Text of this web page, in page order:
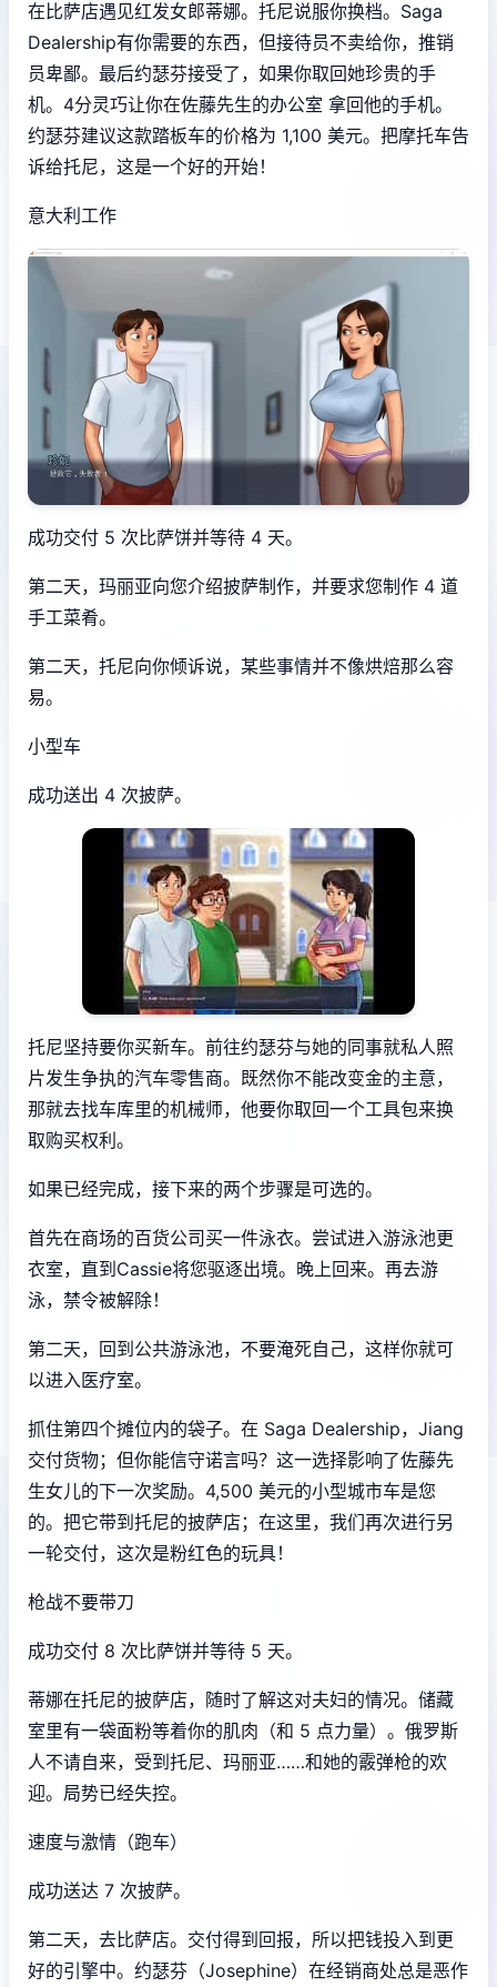
在比萨店遇见红发女郎蒂娜。托尼说服你换档。Saga
Dealership有你需要的东西，但接待员不卖给你，推销
员卑鄙。最后约瑟芬接受了，如果你取回她珍贵的手
机。4分灵巧让你在佐藤先生的办公室 拿回他的手机。
约瑟芬建议这款踏板车的价格为 1,100 美元。把摩托车告
诉给托尼，这是一个好的开始！
意大利工作
成功交付 5 次比萨饼并等待 4 天。
第二天，玛丽亚向您介绍披萨制作，并要求您制作 4 道
手工菜肴。
第二天，托尼向你倾诉说，某些事情并不像烘焙那么容
易。
小型车
成功送出 4 次披萨。
托尼坚持要你买新车。前往约瑟芬与她的同事就私人照
片发生争执的汽车零售商。既然你不能改变金的主意，
那就去找车库里的机械师，他要你取回一个工具包来换
取购买权利。
如果已经完成，接下来的两个步骤是可选的。
首先在商场的百货公司买一件泳衣。尝试进入游泳池更
衣室，直到Cassie将您驱逐出境。晚上回来。再去游
泳，禁令被解除！
第二天，回到公共游泳池，不要淹死自己，这样你就可
以进入医疗室。
抓住第四个摊位内的袋子。在 Saga Dealership，Jiang
交付货物；但你能信守诺言吗？这一选择影响了佐藤先
生女儿的下一次奖励。4,500 美元的小型城市车是您
的。把它带到托尼的披萨店；在这里，我们再次进行另
一轮交付，这次是粉红色的玩具！
枪战不要带刀
成功交付 8 次比萨饼并等待 5 天。
蒂娜在托尼的披萨店，随时了解这对夫妇的情况。储藏
室里有一袋面粉等着你的肌肉（和 5 点力量）。俄罗斯
人不请自来，受到托尼、玛丽亚……和她的霰弹枪的欢
迎。局势已经失控。
速度与激情（跑车）
成功送达 7 次披萨。
第二天，去比萨店。交付得到回报，所以把钱投入到更
好的引擎中。约瑟芬（Josephine）在经销商处总是恶作